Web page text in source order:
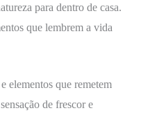
para dentro de casa.
que lembrem a vida
elementos que remetem
de frescor e